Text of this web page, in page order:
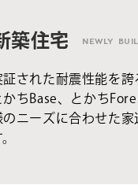
築住宅 NEWLY
証された耐震性能を誇
かちBase、とかち
のニーズに合わせた家